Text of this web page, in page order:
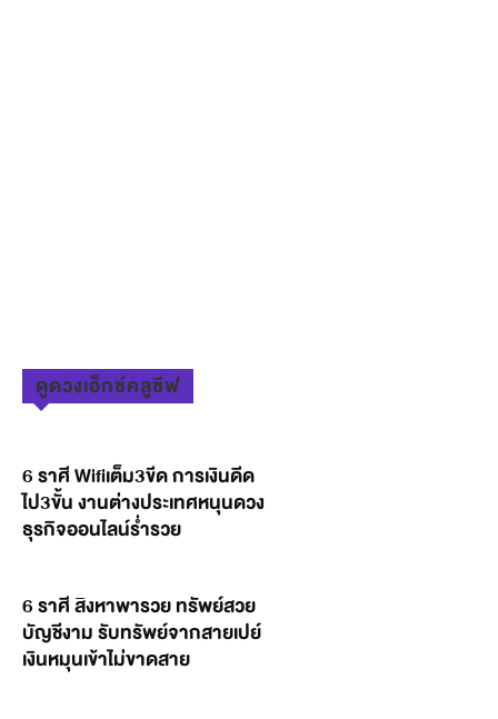
ดูดวงเอ็กซ์คลูซีฟ
6 ราศี Wifiเต็ม3ขีด การเงินดีด
ไป3ขั้น งานต่างประเทศหนุนดวง
ธุรกิจออนไลน์ร่ำรวย
6 ราศี สิงหาพารวย ทรัพย์สวย
บัญชีงาม รับทรัพย์จากสายเปย์
เงินหมุนเข้าไม่ขาดสาย